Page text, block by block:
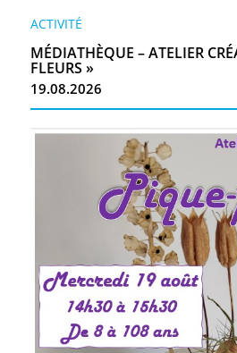
ACTIVITÉ
MÉDIATHÈQUE – ATELIER
FLEURS »
19.08.2026